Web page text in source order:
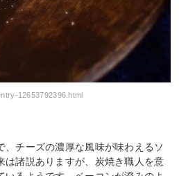
12653792396.html
、チーズの濃厚な風味が味わえるソ
は諸説ありますが、炭焼き職人を意